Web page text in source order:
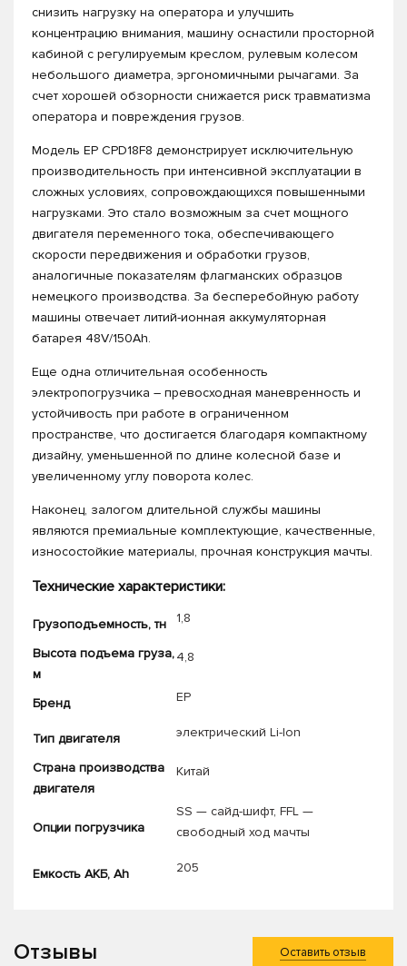
снизить нагрузку на оператора и улучшить
концентрацию внимания, машину оснастили просторной
кабиной с регулируемым креслом, рулевым колесом
небольшого диаметра, эргономичными рычагами. За
счет хорошей обзорности снижается риск травматизма
оператора и повреждения грузов.
Модель EP СPD18F8 демонстрирует исключительную
производительность при интенсивной эксплуатации в
сложных условиях, сопровождающихся повышенными
нагрузками. Это стало возможным за счет мощного
двигателя переменного тока, обеспечивающего
скорости передвижения и обработки грузов,
аналогичные показателям флагманских образцов
немецкого производства. За бесперебойную работу
машины отвечает литий-ионная аккумуляторная
батарея 48V/150Ah.
Еще одна отличительная особенность
электропогрузчика – превосходная маневренность и
устойчивость при работе в ограниченном
пространстве, что достигается благодаря компактному
дизайну, уменьшенной по длине колесной базе и
увеличенному углу поворота колес.
Наконец, залогом длительной службы машины
являются премиальные комплектующие, качественные,
износостойкие материалы, прочная конструкция мачты.
Технические характеристики:
Грузоподъемность, тн 1,8
Высота подъема груза,
м
4,8
Бренд EP
Тип двигателя электрический Li-Ion
Страна производства
двигателя
Китай
Опции погрузчика
SS — сайд-шифт, FFL —
свободный ход мачты
Емкость АКБ, Ah 205
Отзывы Оставить отзыв